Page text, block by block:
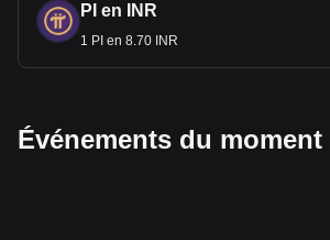
PI en INR
1 PI en 8.70 INR
Événements du moment